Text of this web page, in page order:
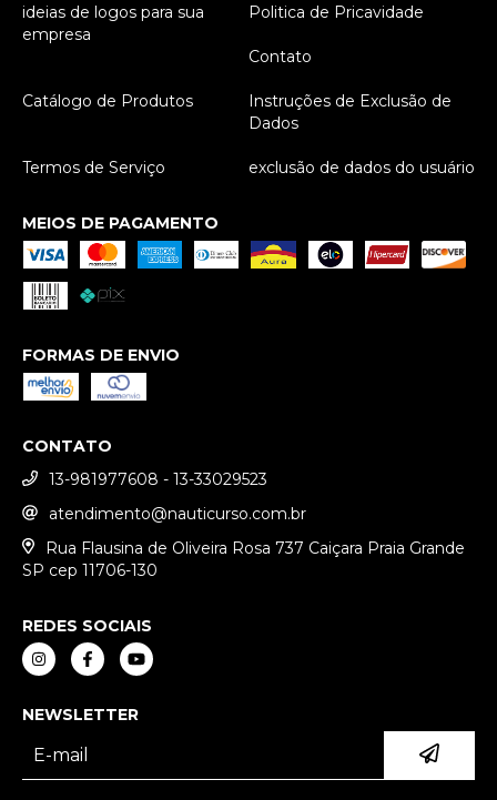
ideias de logos para sua
empresa
Politica de Pricavidade
Contato
Catálogo de Produtos
Instruções de Exclusão de
Dados
Termos de Serviço exclusão de dados do usuário
MEIOS DE PAGAMENTO
FORMAS DE ENVIO
CONTATO
13-981977608 - 13-33029523
atendimento@nauticurso.com.br
Rua Flausina de Oliveira Rosa 737 Caiçara Praia Grande
SP cep 11706-130
REDES SOCIAIS
NEWSLETTER